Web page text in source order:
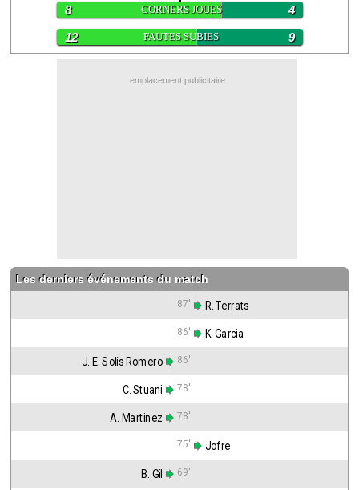
CORNERS JOUES
8 4
FAUTES SUBIES
12 9
emplacement publicitaire
Les derniers événements du match
87' R. Terrats
86' K. Garcia
J. E. Solis Romero 86'
C. Stuani 78'
A. Martinez 78'
75' Jofre
B. Gil 69'
Contact / Signaler un bug
Recrutement Maxifoot